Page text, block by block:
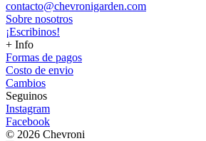
contacto@chevronigarden.com
Sobre nosotros
¡Escribinos!
+ Info
Formas de pagos
Costo de envio
Cambios
Seguinos
Instagram
Facebook
© 2026 Chevroni